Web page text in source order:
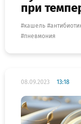
при
кашель
пневмония
08.09.2023 13:18